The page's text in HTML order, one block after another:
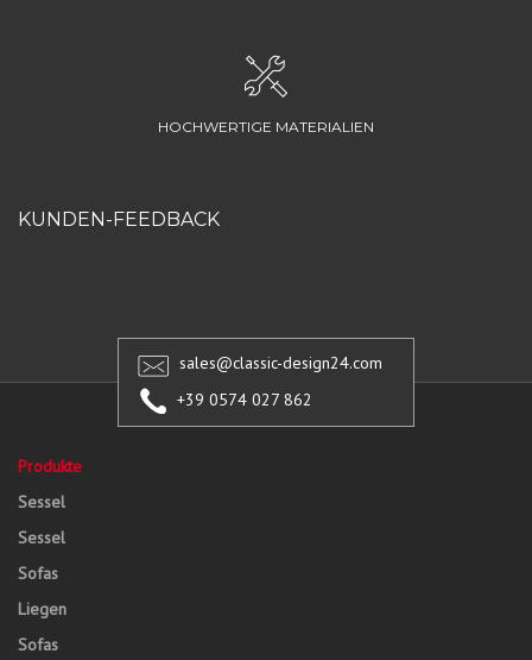
HOCHWERTIGE MATERIALIEN
KUNDEN-FEEDBACK
sales@classic-design24.com
+39 0574 027 862
Produkte
Sessel
Sessel
Sofas
Liegen
Sofas